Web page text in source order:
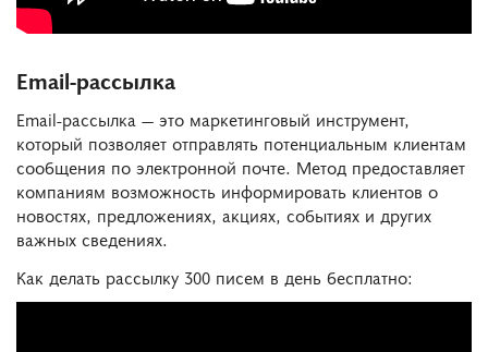
Email-рассылка
Email-рассылка — это маркетинговый инструмент,
который позволяет отправлять потенциальным клиентам
сообщения по электронной почте. Метод предоставляет
компаниям возможность информировать клиентов о
новостях, предложениях, акциях, событиях и других
важных сведениях.
Как делать рассылку 300 писем в день бесплатно: